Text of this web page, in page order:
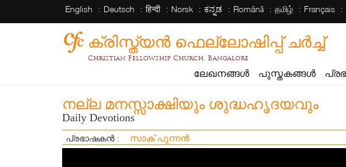
English Deutsch हिन्दी Norsk ಕನ್ನಡ Română தமிழ் Français
ക്രിസ്ത്യന്‍ ഫെല്ലോഷിപ്പ് ചര്‍ച്ച്
Christian Fellowship Church, Bangalore
ലേഖനങ്ങൾ പുസ്തകങ്ങൾ
നല്ല മനസ്സാക്ഷിയും ശുദ്ധഹൃദയവും
Daily Devotions
പ്രഭാഷകൻ : സാക് പുന്നൻ